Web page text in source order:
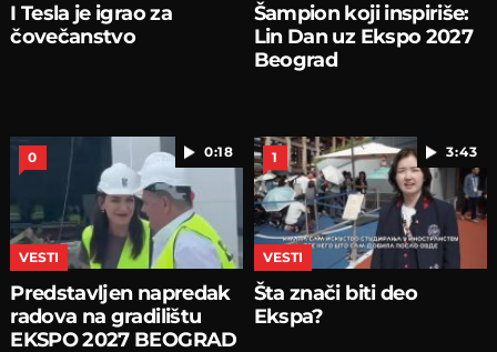
I Tesla јe igrao za
čovečanstvo
Šampion koјi inspiriše:
Lin Dan uz Ekspo 2027
Beograd
0:18
0
VESTI
Predstavljen napredak
radova na gradilištu
EKSPO 2027 BEOGRAD
3:43
1
VESTI
Šta znači biti deo
Ekspa?